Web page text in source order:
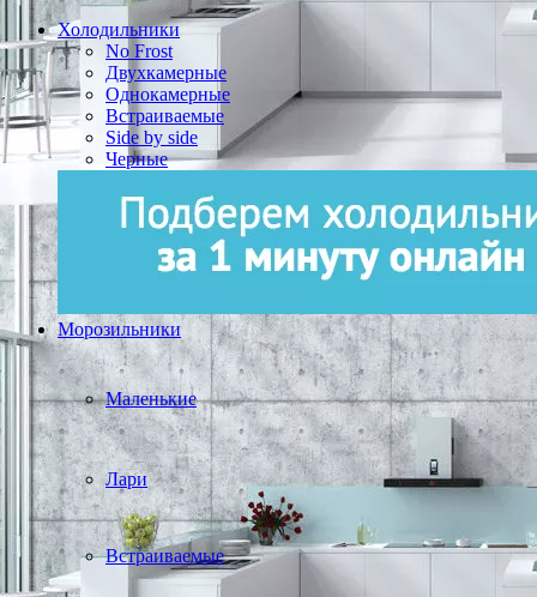
Холодильники
No Frost
Двухкамерные
Однокамерные
Встраиваемые
Side by side
Черные
Морозильники
Маленькие
Лари
Встраиваемые